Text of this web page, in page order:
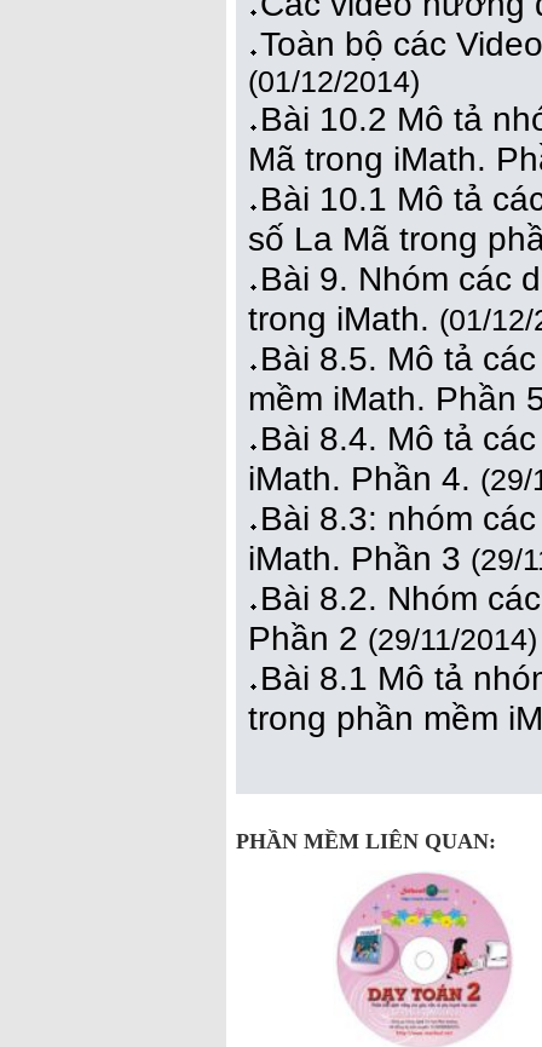
Toàn bộ các
(01/12/2014)
Bài 10.2 Mô tả
Mã trong iMath.
Bài 10.1 Mô tả
số La Mã trong
Bài 9. Nhóm các
trong iMath. (01/12/
Bài 8.5. Mô tả
mềm iMath. Phần
Bài 8.4. Mô tả
iMath. Phần 4. (29/
Bài 8.3: nhóm
iMath. Phần 3 (29/
Bài 8.2. Nhóm
Phần 2 (29/11/2014)
Bài 8.1 Mô tả
trong phần mềm
PHẦN MỀM LIÊN QUAN: